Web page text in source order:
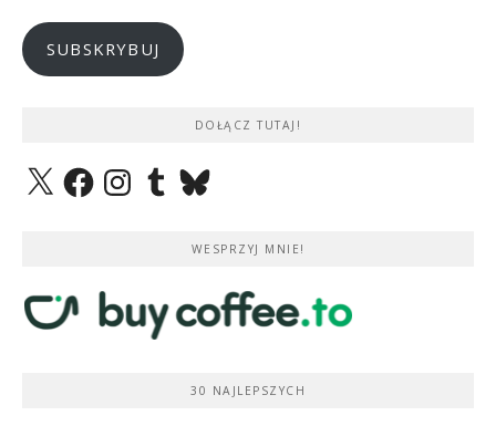
SUBSKRYBUJ
DOŁĄCZ TUTAJ!
X FacebookInstagramTumblrBluesky
WESPRZYJ MNIE!
30 NAJLEPSZYCH